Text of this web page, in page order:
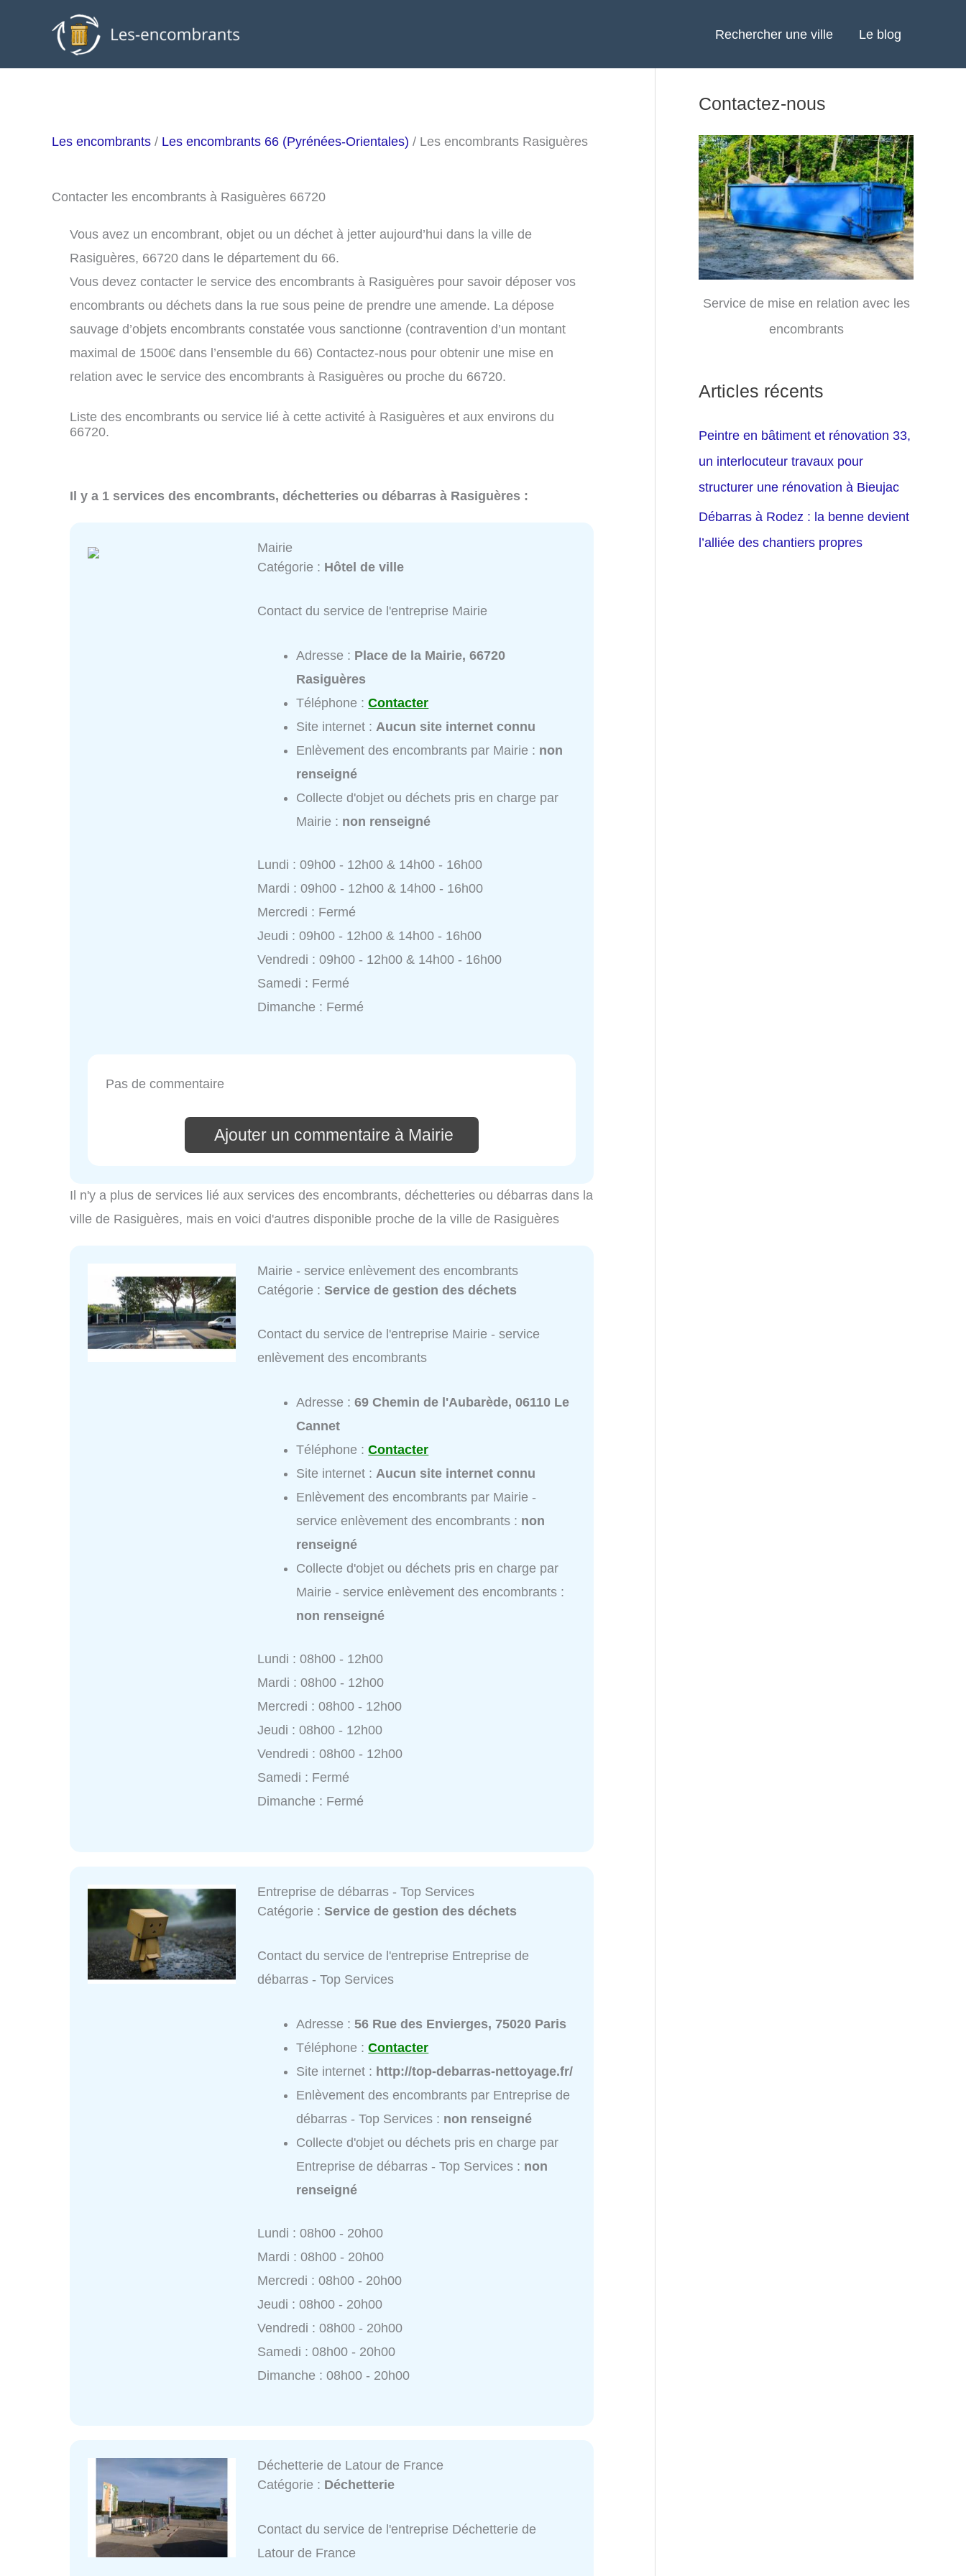
Rechercher une ville Le blog
Les encombrants / Les encombrants 66 (Pyrénées-Orientales) / Les encombrants Rasiguères
Contacter les encombrants à Rasiguères 66720
Vous avez un encombrant, objet ou un déchet à jetter aujourd’hui dans la ville de
Rasiguères, 66720 dans le département du 66.
Vous devez contacter le service des encombrants à Rasiguères pour savoir déposer vos
encombrants ou déchets dans la rue sous peine de prendre une amende. La dépose
sauvage d’objets encombrants constatée vous sanctionne (contravention d’un montant
maximal de 1500€ dans l’ensemble du 66) Contactez-nous pour obtenir une mise en
relation avec le service des encombrants à Rasiguères ou proche du 66720.
Liste des encombrants ou service lié à cette activité à Rasiguères et aux environs du
66720.
Il y a 1 services des encombrants, déchetteries ou débarras à Rasiguères :
Mairie
Catégorie : Hôtel de ville
Contact du service de l'entreprise Mairie
Adresse : Place de la Mairie, 66720
Rasiguères
Téléphone :Contacter
Site internet :Aucun site internet connu
Enlèvement des encombrants par Mairie : non
renseigné
Collecte d'objet ou déchets pris en charge par
Mairie : non renseigné
Lundi : 09h00 - 12h00 & 14h00 - 16h00
Mardi : 09h00 - 12h00 & 14h00 - 16h00
Mercredi : Fermé
Jeudi : 09h00 - 12h00 & 14h00 - 16h00
Vendredi : 09h00 - 12h00 & 14h00 - 16h00
Samedi : Fermé
Dimanche : Fermé
Pas de commentaire
Ajouter un commentaire à Mairie
Il n'y a plus de services lié aux services des encombrants, déchetteries ou débarras dans la
ville de Rasiguères, mais en voici d'autres disponible proche de la ville de Rasiguères
Mairie - service enlèvement des encombrants
Catégorie :Service de gestion des déchets
Contact du service de l'entreprise Mairie - service
enlèvement des encombrants
Adresse :69 Chemin de l'Aubarède, 06110 Le
Cannet
Téléphone :Contacter
Site internet :Aucun site internet connu
Enlèvement des encombrants par Mairie -
service enlèvement des encombrants : non
renseigné
Collecte d'objet ou déchets pris en charge par
Mairie - service enlèvement des encombrants :
non renseigné
Lundi : 08h00 - 12h00
Mardi : 08h00 - 12h00
Mercredi : 08h00 - 12h00
Jeudi : 08h00 - 12h00
Vendredi : 08h00 - 12h00
Samedi : Fermé
Dimanche : Fermé
Entreprise de débarras - Top Services
Catégorie :Service de gestion des déchets
Contact du service de l'entreprise Entreprise de
débarras - Top Services
Adresse :56 Rue des Envierges, 75020 Paris
Téléphone :Contacter
Site internet : http://top-debarras-nettoyage.fr/
Enlèvement des encombrants par Entreprise de
débarras - Top Services : non renseigné
Collecte d'objet ou déchets pris en charge par
Entreprise de débarras - Top Services : non
renseigné
Lundi : 08h00 - 20h00
Mardi : 08h00 - 20h00
Mercredi : 08h00 - 20h00
Jeudi : 08h00 - 20h00
Vendredi : 08h00 - 20h00
Samedi : 08h00 - 20h00
Dimanche : 08h00 - 20h00
Déchetterie de Latour de France
Catégorie : Déchetterie
Contact du service de l'entreprise Déchetterie de
Latour de France
Contactez-nous
Service de mise en relation avec les
encombrants
Articles récents
Peintre en bâtiment et rénovation 33,
un interlocuteur travaux pour
structurer une rénovation à Bieujac
Débarras à Rodez : la benne devient
l’alliée des chantiers propres